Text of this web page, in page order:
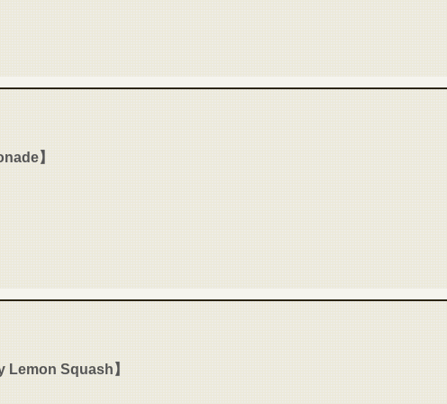
】
Lemon Squash】